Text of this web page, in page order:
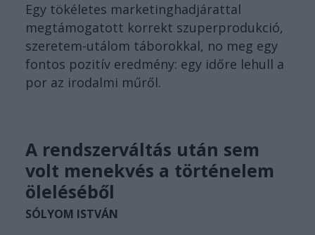
Egy tökéletes marketinghadjárattal
megtámogatott korrekt szuperprodukció,
szeretem-utálom táborokkal, no meg egy
fontos pozitív eredmény: egy időre lehull a
por az irodalmi műről.
A rendszerváltás után sem
volt menekvés a történelem
öleléséből
SÓLYOM ISTVÁN